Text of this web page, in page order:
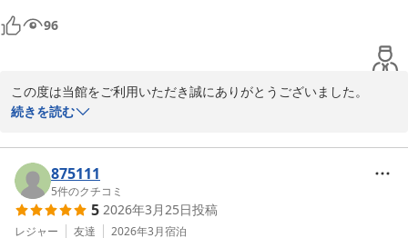
96
この度は当館をご利用いただき誠にありがとうございました。
お食事が美味しかったとのお声、本当に嬉しく拝読いたしました！
様子が伝わり、私共も温かい気持ちになりました。また美味しいご
飯と温泉をご用意してお待ちしております。
三瓶温泉 国民宿舎さんべ荘
2026-04-05
続きを読む
875111
5件のクチコミ
5 2026年3月25日投稿
レジャー 友達 2026年3月宿泊